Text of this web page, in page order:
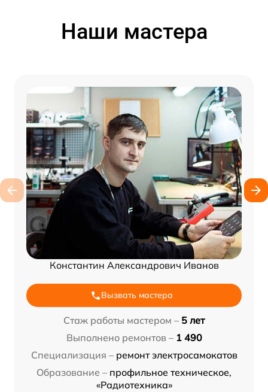
Наши мастера
Константин Александрович Иванов
Вызвать мастера
Стаж работы мастером – 5 лет
Выполнено ремонтов – 1 490
Специализация – ремонт электросамокатов
Образование – профильное техническое,
«Радиотехника»